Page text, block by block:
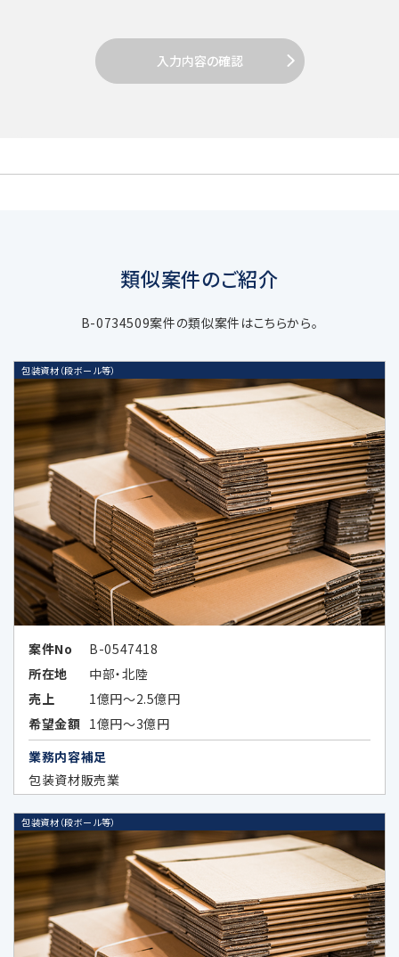
ー業務などの当社サービスに関する業務
遂行のため
上記業務に関連する当社及び当社業務
提携会社のサービスのご案内、社内にお
ける調査・研究資料作成のため
当社の採用選考活動のため
当社又は第三者の商品・サービスに関す
る広告、メールマガジン等、各種ご案内の
ため
わせた広告情報等の表示、メールマガジ
ン等、各種ご案内のため
上記各目的に関連する市場分析、マーケ
ティングのため
データのハッシュ化等の加工、統計化の
方法等により特定の個人を識別できない
形式に加工したデータまたは統計情報
（統計データ）の作成のため、及び当該加
工したデータまたは統計データの第三者
提供のため
入力内容の確認
類似案件のご紹介
B-0734509案件の類似案件はこちらから。
包装資材（段ボール等）
案件No
B-0547418
所在地
中部・北陸
売上
1億円～2.5億円
希望金額 1億円～3億円
業務内容補足
包装資材販売業
包装資材（段ボール等）